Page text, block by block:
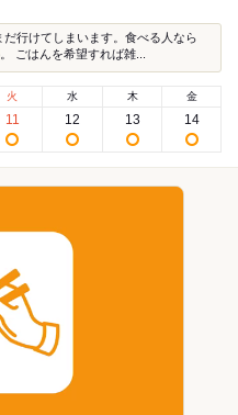
だ行けてしまいます。食べる人なら
。 ごはんを希望すれば雑...
火
11
水
12
木
13
金
14